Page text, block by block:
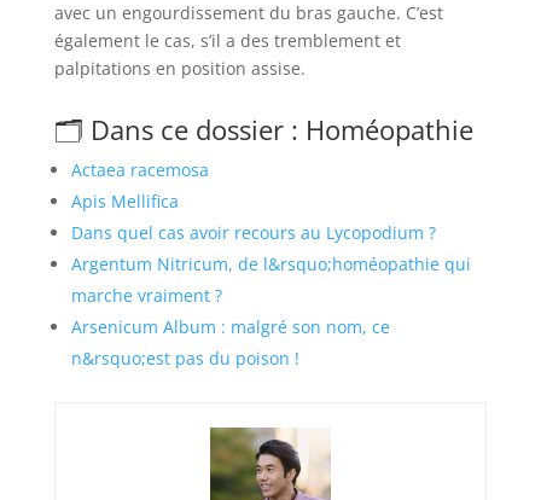
avec un engourdissement du bras gauche. C’est
également le cas, s’il a des tremblement et
palpitations en position assise.
🗂️ Dans ce dossier : Homéopathie
Actaea racemosa
Apis Mellifica
Dans quel cas avoir recours au Lycopodium ?
Argentum Nitricum, de l&rsquo;homéopathie qui
marche vraiment ?
Arsenicum Album : malgré son nom, ce
n&rsquo;est pas du poison !